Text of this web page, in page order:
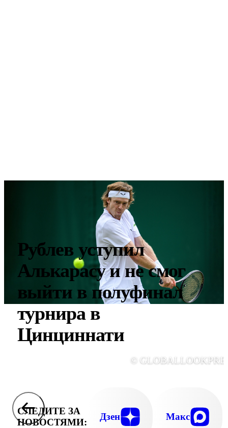
Рублев уступил
Алькарасу и не смог
выйти в полуфинал
турнира в
Цинциннати
©
СЛЕДИТЕ ЗА
НОВОСТЯМИ:
Дзен Макс